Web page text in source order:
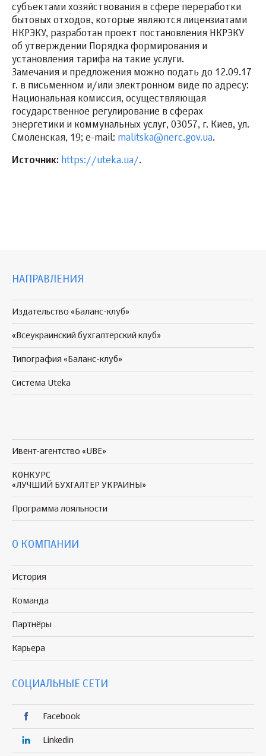
субъектами хозяйствования в сфере переработки
бытовых отходов, которые являются лицензиатами
НКРЭКУ, разработан проект постановления НКРЭКУ
об утверждении Порядка формирования и
установления тарифа на такие услуги.
Замечания и предложения можно подать до 12.09.17
г. в письменном и/или электронном виде по адресу:
Национальная комиссия, осуществляющая
государственное регулирование в сферах
энергетики и коммунальных услуг, 03057, г. Киев, ул.
Смоленская, 19; e-mail: malitska@nerc.gov.ua.
Источник: https://uteka.ua/.
НАПРАВЛЕНИЯ
Издательство «Баланс-клуб»
«Всеукраинский бухгалтерский клуб»
Типография «Баланс-клуб»
Система Uteka
Ивент-агентство «UBE»
КОНКУРС
«ЛУЧШИЙ БУХГАЛТЕР УКРАИНЫ»
Программа лояльности
О КОМПАНИИ
История
Команда
Партнёры
Карьера
СОЦИАЛЬНЫЕ СЕТИ
Facebook
Linkedin